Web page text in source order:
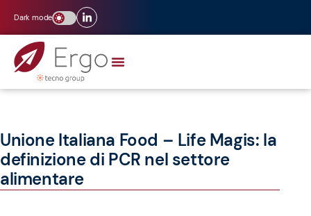
Dark mode
Unione Italiana Food – Life Magis: la
definizione di PCR nel settore
alimentare